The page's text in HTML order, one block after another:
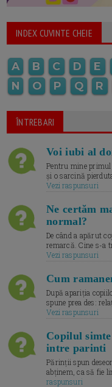
INDEX CUVINTE CHEIE
A B C D E
N
O P Q R
ÎNTREBARI
Voi iubi al
Pentru mine
și o sarcină
Vezi raspunsuri
Ne certăm
normal?
De când a apărut
remarcă. Cine s-a
Vezi raspunsuri
Cum
După apariția
spune prea des:
Vezi raspunsuri
Copilul
intre parinti
Părinții spun
abținem, ca să fie
raspunsuri